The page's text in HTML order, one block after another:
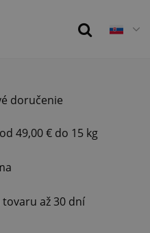
doručenie
49,00 € do 15 kg
až 30 dní